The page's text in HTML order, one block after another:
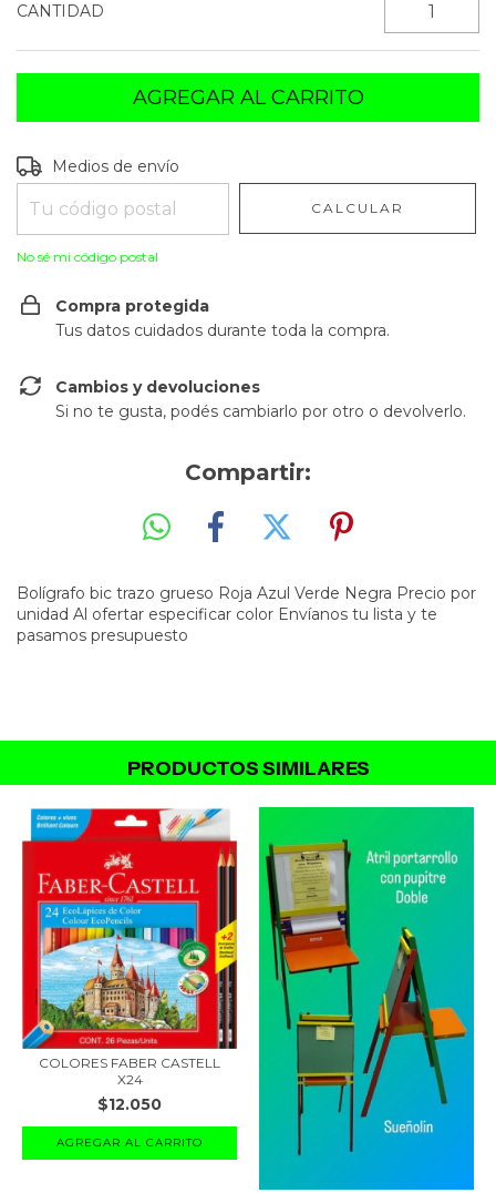
CANTIDAD
Entregas para el CP:
Medios de envío
CALCULAR
No sé mi código postal
Compra protegida
Tus datos cuidados durante toda la compra.
Cambios y devoluciones
Si no te gusta, podés cambiarlo por otro o devolverlo.
Compartir:
Bolígrafo bic trazo grueso Roja Azul Verde Negra Precio por
unidad Al ofertar especificar color Envíanos tu lista y te
pasamos presupuesto
PRODUCTOS SIMILARES
COLORES FABER CASTELL
X24
$12.050